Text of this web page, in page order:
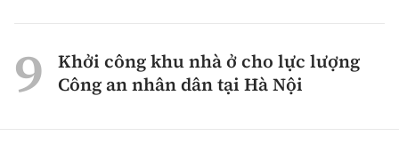
Khởi công khu nhà ở cho lực lượng
Công an nhân dân tại Hà Nội